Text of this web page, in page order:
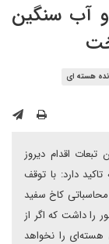
آب سنگین
هسته ای
تبعات اقدام دیروز
دارد: با توقف
کاخ سفید
را داشت که اگر از
هسته‌ای را نخواهد